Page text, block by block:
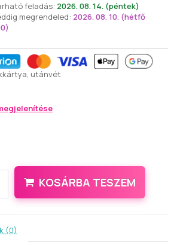
feladás: 2026. 08. 14. (péntek)
megrendeled: 2026. 08. 10. (hétfő
utánvét
KOSÁRBA TESZEM
(0)